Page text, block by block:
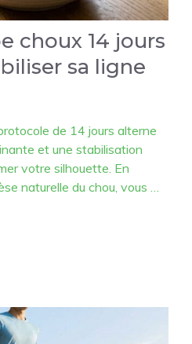
choux 14 jours
sa ligne
de 14 jours alterne
et une stabilisation
votre silhouette. En
naturelle du chou, vous …